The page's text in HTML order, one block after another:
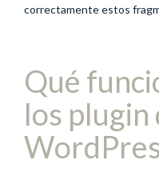
correctamente estos
Qué
los plugin